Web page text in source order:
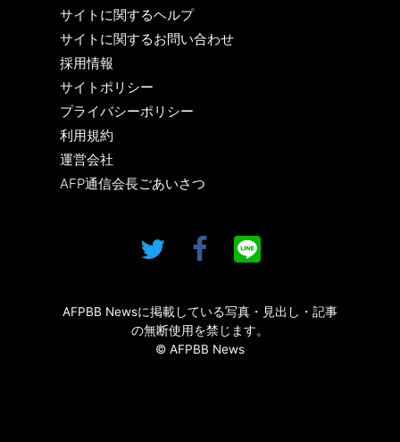
サイトに関するヘルプ
サイトに関するお問い合わせ
採用情報
サイトポリシー
プライバシーポリシー
利用規約
運営会社
AFP通信会長ごあいさつ
AFPBB Newsに掲載している写真・見出し・記事
の無断使用を禁じます。
© AFPBB News